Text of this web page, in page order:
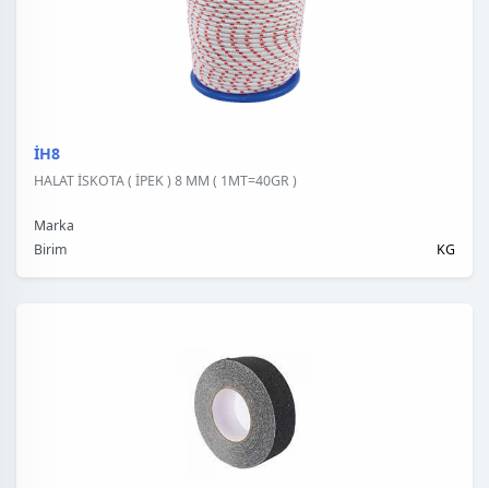
İH8
HALAT İSKOTA ( İPEK ) 8 MM ( 1MT=40GR )
Marka
Birim
KG